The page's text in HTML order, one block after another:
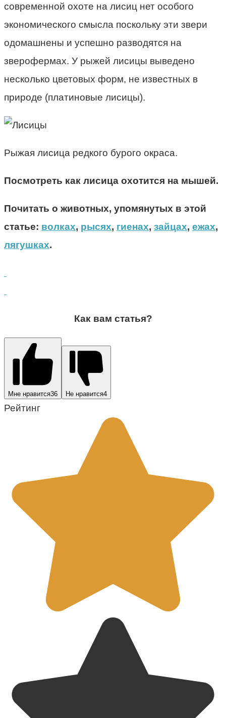
современной охоте на лисиц нет особого
экономического смысла поскольку эти звери
одомашнены и успешно разводятся на
зверофермах. У рыжей лисицы выведено
несколько цветовых форм, не известных в
природе (платиновые лисицы).
Рыжая лисица редкого бурого окраса.
Посмотреть как лисица охотится на мышей.
Почитать о животных, упомянутых в этой
статье: волках, рысях, гиенах, зайцах, ежах,
лягушках.
Как вам статья?
Мне нравится36 Не нравится4
Рейтинг